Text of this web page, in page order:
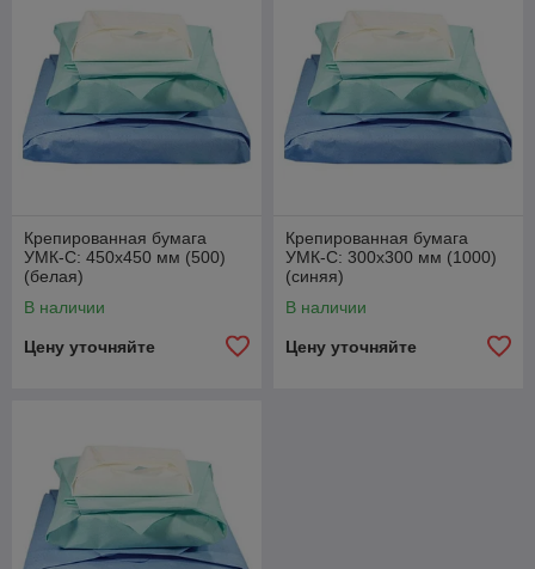
Крепированная бумага
УМК-С: 450х450 мм (500)
(белая)
В наличии
Цену уточняйте
Крепированная бумага
УМК-С: 300х300 мм (1000)
(синяя)
В наличии
Цену уточняйте